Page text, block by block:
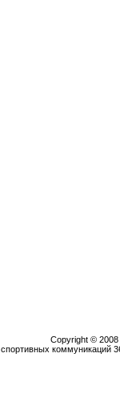
Copyright © 2008
спортивных коммуникаций